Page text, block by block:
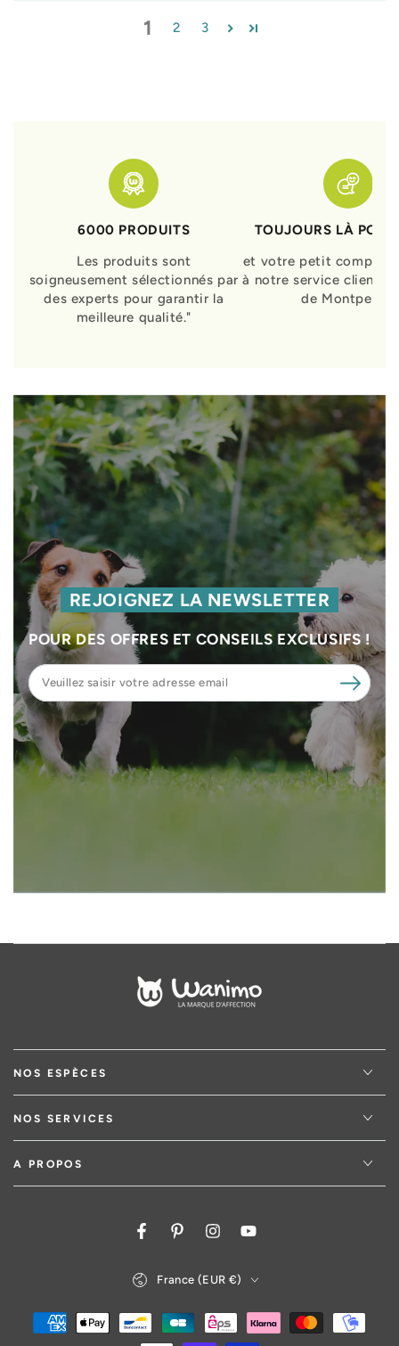
1 2 3
6000 PRODUITS
Les produits sont
soigneusement sélectionnés par
des experts pour garantir la
meilleure qualité."
TOUJOURS LÀ
et votre petit
à notre service clients
de Montpellier
REJOIGNEZ LA NEWSLETTER
POUR DES OFFRES ET CONSEILS EXCLUSIFS !
Veuillez
saisir
votre
adresse
email
NOS ESPÈCES
NOS SERVICES
A PROPOS
FacebookPinterestInstagramYouTube
France (EUR €)
Modes